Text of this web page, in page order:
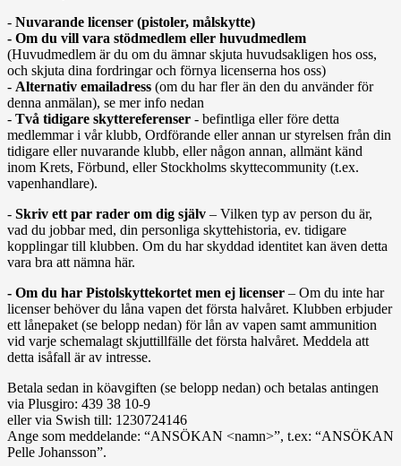
- Nuvarande licenser (pistoler, målskytte)
- Om du vill vara stödmedlem eller huvudmedlem
(Huvudmedlem är du om du ämnar skjuta huvudsakligen hos oss,
och skjuta dina fordringar och förnya licenserna hos oss)
- Alternativ emailadress (om du har fler än den du använder för
denna anmälan), se mer info nedan
- Två tidigare skyttereferenser - befintliga eller före detta
medlemmar i vår klubb, Ordförande eller annan ur styrelsen från din
tidigare eller nuvarande klubb, eller någon annan, allmänt känd
inom Krets, Förbund, eller Stockholms skyttecommunity (t.ex.
vapenhandlare).
- Skriv ett par rader om dig själv – Vilken typ av person du är,
vad du jobbar med, din personliga skyttehistoria, ev. tidigare
kopplingar till klubben. Om du har skyddad identitet kan även detta
vara bra att nämna här.
- Om du har Pistolskyttekortet men ej licenser – Om du inte har
licenser behöver du låna vapen det första halvåret. Klubben erbjuder
ett lånepaket (se belopp nedan) för lån av vapen samt ammunition
vid varje schemalagt skjuttillfälle det första halvåret. Meddela att
detta isåfall är av intresse.
Betala sedan in köavgiften (se belopp nedan) och betalas antingen
via Plusgiro: 439 38 10-9
eller via Swish till: 1230724146
Ange som meddelande: “ANSÖKAN <namn>”, t.ex: “ANSÖKAN
Pelle Johansson”.